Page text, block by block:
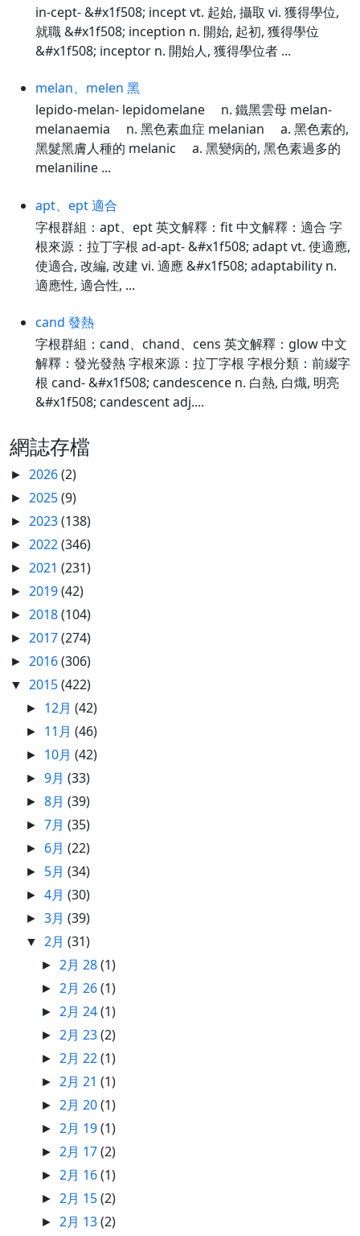
in-cept- &#x1f508; incept vt. 起始, 攝取 vi. 獲得學位,
就職 &#x1f508; inception n. 開始, 起初, 獲得學位
&#x1f508; inceptor n. 開始人, 獲得學位者 ...
melan、melen 黑
lepido-melan- lepidomelane n. 鐵黑雲母 melan-
melanaemia n. 黑色素血症 melanian a. 黑色素的,
黑髮黑膚人種的 melanic a. 黑變病的, 黑色素過多的
melaniline ...
apt、ept 適合
字根群組：apt、ept 英文解釋：fit 中文解釋：適合 字
根來源：拉丁字根 ad-apt- &#x1f508; adapt vt. 使適應,
使適合, 改編, 改建 vi. 適應 &#x1f508; adaptability n.
適應性, 適合性, ...
cand 發熱
字根群組：cand、chand、cens 英文解釋：glow 中文
解釋：發光發熱 字根來源：拉丁字根 字根分類：前綴字
根 cand- &#x1f508; candescence n. 白熱, 白熾, 明亮
&#x1f508; candescent adj....
網誌存檔
► 2026(2)
► 2025(9)
► 2023(138)
► 2022(346)
► 2021 (231)
► 2019(42)
► 2018(104)
► 2017(274)
► 2016(306)
▼ 2015(422)
► 12月(42)
► 11月(46)
► 10月(42)
►9月(33)
►8月(39)
►7月(35)
► 6月(22)
► 5月(34)
►4月(30)
►3月(39)
▼ 2月(31)
► 2月 28(1)
► 2月 26(1)
► 2月 24(1)
► 2月 23(2)
► 2月 22(1)
► 2月 21(1)
► 2月 20(1)
► 2月 19(1)
► 2月 17(2)
► 2月 16(1)
► 2月 15(2)
► 2月 13(2)